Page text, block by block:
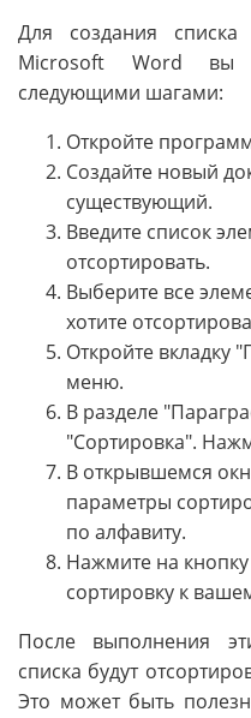
Для создания
Microsoft Word вы
следующими шагами:
Откройте
Создайте новый
существующий.
Введите список
отсортировать.
Выберите все
хотите
Откройте вкладку
меню.
В разделе
"Сортировка".
В открывшемся
параметры
по алфавиту.
Нажмите на
сортировку к
После выполнения
списка будут
Это может быть